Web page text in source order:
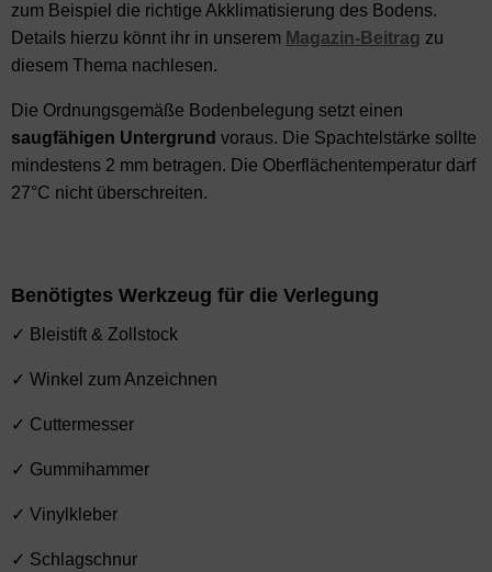
zum Beispiel die richtige Akklimatisierung des Bodens.
Details hierzu könnt ihr in unserem Magazin-Beitrag zu
diesem Thema nachlesen.
Die Ordnungsgemäße Bodenbelegung setzt einen
saugfähigen Untergrund voraus. Die Spachtelstärke sollte
mindestens 2 mm betragen. Die Oberflächentemperatur darf
27°C nicht überschreiten.
Benötigtes Werkzeug für die Verlegung
✓ Bleistift & Zollstock
✓ Winkel zum Anzeichnen
✓ Cuttermesser
✓ Gummihammer
✓ Vinylkleber
✓ Schlagschnur